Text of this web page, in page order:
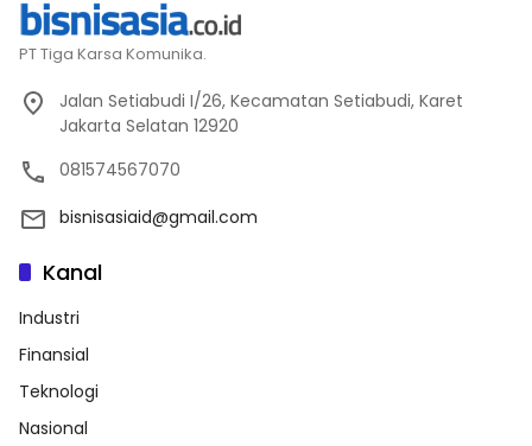
PT Tiga Karsa Komunika.
Jalan Setiabudi I/26, Kecamatan Setiabudi, Karet
Jakarta Selatan 12920
081574567070
bisnisasiaid@gmail.com
Kanal
Industri
Finansial
Teknologi
Nasional